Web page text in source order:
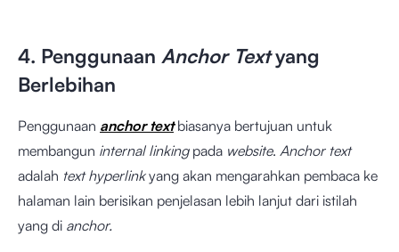
4. Penggunaan Anchor Textyang
Berlebihan
Penggunaan anchor text biasanya bertujuan untuk
membangun internal linkingpada website. Anchor text
adalah text hyperlinkyang akan mengarahkan pembaca ke
halaman lain berisikan penjelasan lebih lanjut dari istilah
yang di anchor.